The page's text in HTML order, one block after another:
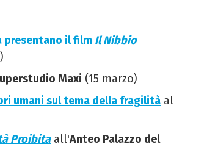
presentano il film Il Nibbio
Maxi (15 marzo)
umani sul tema della fragilità al
Proibitaall'Anteo Palazzo del